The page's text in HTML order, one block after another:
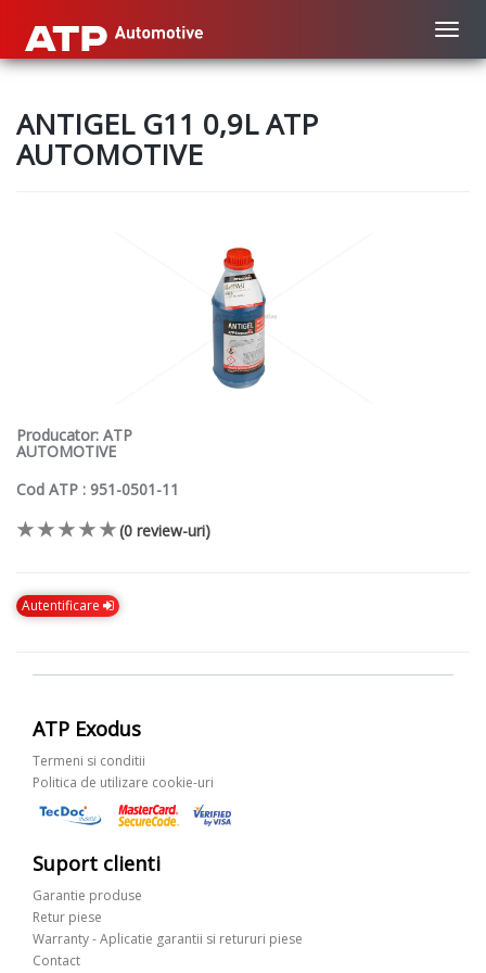
ANTIGEL G11 0,9L ATP
AUTOMOTIVE
Producator: ATP
AUTOMOTIVE
Cod ATP : 951-0501-11
(0 review-uri)
Autentificare
ATP Exodus
Termeni si conditii
Politica de utilizare cookie-uri
Suport clienti
Garantie produse
Retur piese
Warranty - Aplicatie garantii si retururi piese
Contact